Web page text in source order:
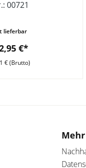
00721
lieferbar
€*
€ (Brutto)